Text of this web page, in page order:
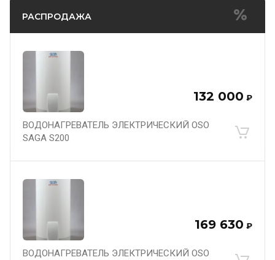
РАСПРОДАЖА
132 000 ₽
ВОДОНАГРЕВАТЕЛЬ ЭЛЕКТРИЧЕСКИЙ OSO
SAGA S200
169 630 ₽
ВОДОНАГРЕВАТЕЛЬ ЭЛЕКТРИЧЕСКИЙ OSO